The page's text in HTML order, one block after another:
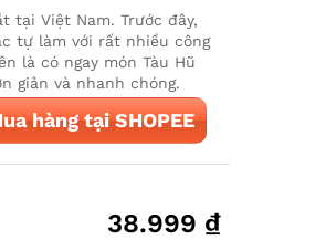
tại Việt Nam. Trước đây,
tự làm với rất nhiều công
là có ngay món Tàu Hũ
giản và nhanh chóng.
hàng tại SHOPEE
38.999 ₫